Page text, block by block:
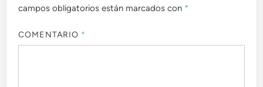
campos obligatorios están marcados con *
COMENTARIO *